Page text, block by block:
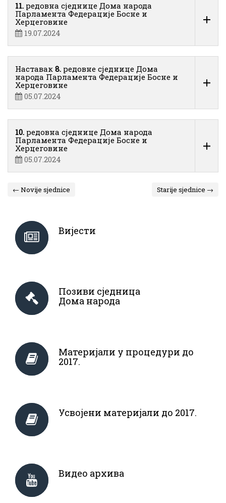
11. редовна сједнице Дома народа
Парламента Федерације Босне и
Херцеговине
19.07.2024
Наставак 8. редовне сједнице Дома
народа Парламента Федерације Босне и
Херцеговине
05.07.2024
10. редовна сједнице Дома народа
Парламента Федерације Босне и
Херцеговине
05.07.2024
← Novije sjednice Starije sjednice →
Вијести
Позиви сједница
Дома народа
Материјали у процедури до
2017.
Усвојени материјали до 2017.
Видео архива